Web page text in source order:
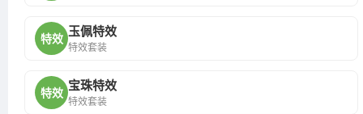
特效 玉佩特效
特效套装
特效 宝珠特效
特效套装